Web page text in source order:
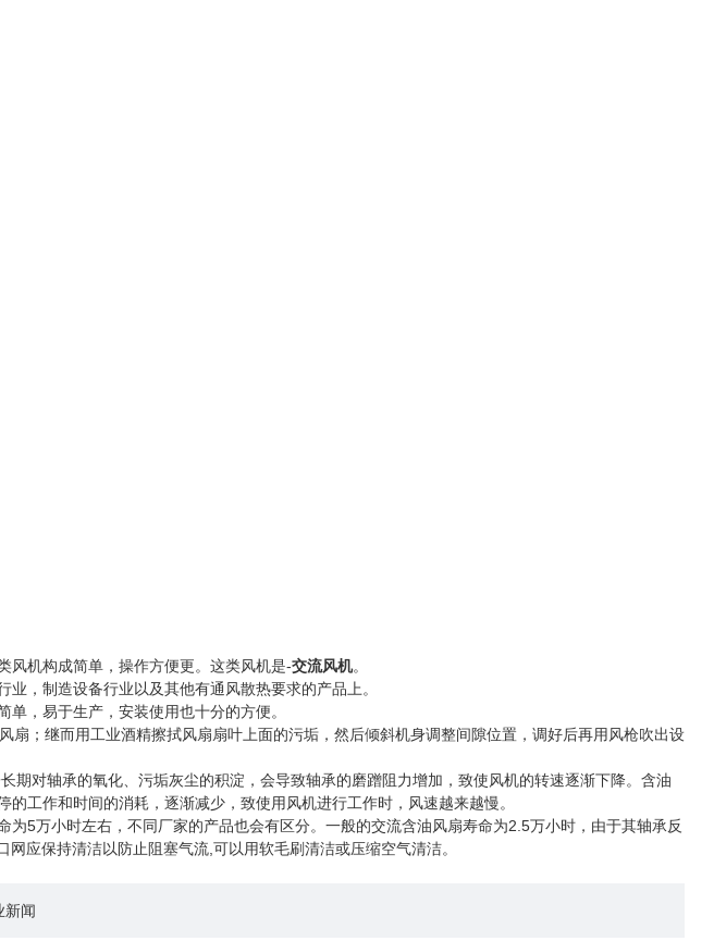
风机构成简单，操作方便更。这类风机是-交流风机。
，制造设备行业以及其他有通风散热要求的产品上。
，易于生产，安装使用也十分的方便。
；继而用工业酒精擦拭风扇扇叶上面的污垢，然后倾斜机身调整间隙位置，调好后再用风枪吹出设
对轴承的氧化、污垢灰尘的积淀，会导致轴承的磨蹭阻力增加，致使风机的转速逐渐下降。含油
工作和时间的消耗，逐渐减少，致使用风机进行工作时，风速越来越慢。
5万小时左右，不同厂家的产品也会有区分。一般的交流含油风扇寿命为2.5万小时，由于其轴承反
应保持清洁以防止阻塞气流,可以用软毛刷清洁或压缩空气清洁。
新闻